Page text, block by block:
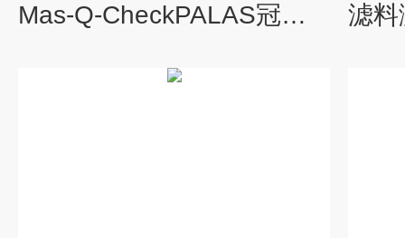
Mas-Q-CheckPALAS冠状病毒防护面罩日常快捷测试仪